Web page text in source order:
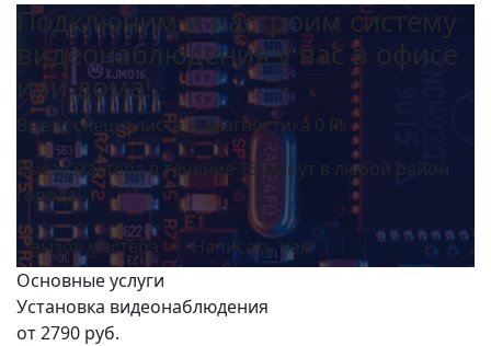
Подключим и настроим систему
видеонаблюдения у вас в офисе
или дома!
Выезд специалиста и диагностика 0 ₽!
Выезд мастера в течение 15 минут в любой район
города!
вызов мастера
Написать нам
Основные услуги
Установка видеонаблюдения
от 2790 руб.